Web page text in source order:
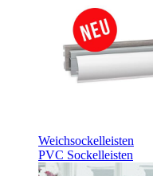
Weichsockelleisten
PVC Sockelleisten